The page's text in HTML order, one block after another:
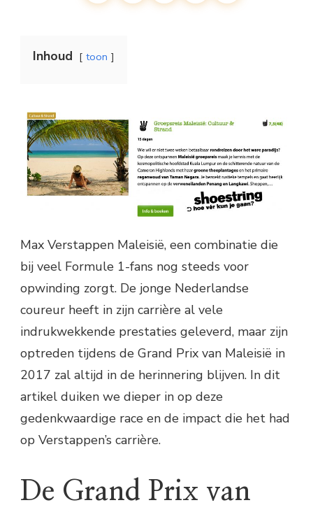
Inhoud toon
Max Verstappen Maleisië, een combinatie die
bij veel Formule 1-fans nog steeds voor
opwinding zorgt. De jonge Nederlandse
coureur heeft in zijn carrière al vele
indrukwekkende prestaties geleverd, maar zijn
optreden tijdens de Grand Prix van Maleisië in
2017 zal altijd in de herinnering blijven. In dit
artikel duiken we dieper in op deze
gedenkwaardige race en de impact die het had
op Verstappen’s carrière.
De Grand Prix van